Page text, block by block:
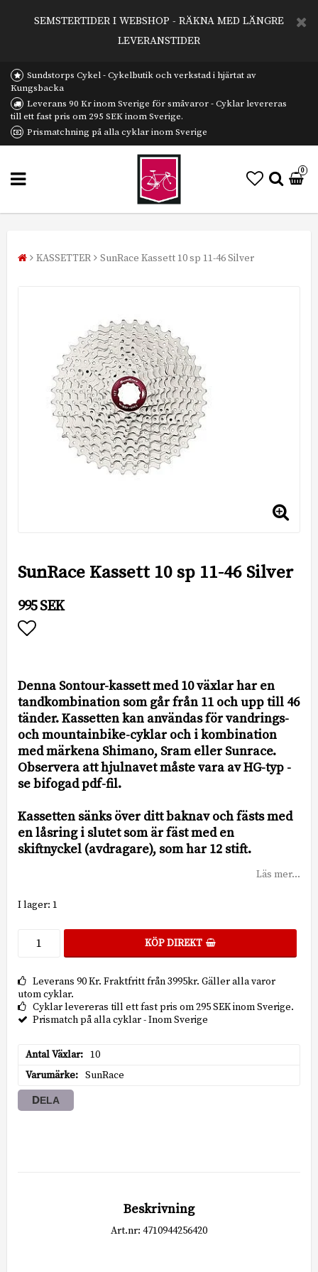
SEMSTERTIDER I WEBSHOP - RÄKNA MED LÄNGRE
LEVERANSTIDER
Sundstorps Cykel - Cykelbutik och verkstad i hjärtat av
Kungsbacka
Leverans 90 Kr inom Sverige för småvaror - Cyklar levereras
till ett fast pris om 295 SEK inom Sverige.
Prismatchning på alla cyklar inom Sverige
0
KASSETTER SunRace Kassett 10 sp 11-46 Silver
SunRace Kassett 10 sp 11-46 Silver
995 SEK
Denna Sontour-kassett med 10 växlar har en
tandkombination som går från 11 och upp till 46
tänder. Kassetten kan användas för vandrings-
och mountainbike-cyklar och i kombination
med märkena Shimano, Sram eller Sunrace.
Observera att hjulnavet måste vara av HG-typ -
se bifogad pdf-fil.
Kassetten sänks över ditt baknav och fästs med
en låsring i slutet som är fäst med en
Läs mer...
I lager: 1
KÖP DIREKT
Leverans 90 Kr. Fraktfritt från 3995kr. Gäller alla varor
utom cyklar.
Cyklar levereras till ett fast pris om 295 SEK inom Sverige.
Prismatch på alla cyklar - Inom Sverige
Antal Växlar
10
Varumärke
SunRace
DELA
Beskrivning
Art.nr: 4710944256420